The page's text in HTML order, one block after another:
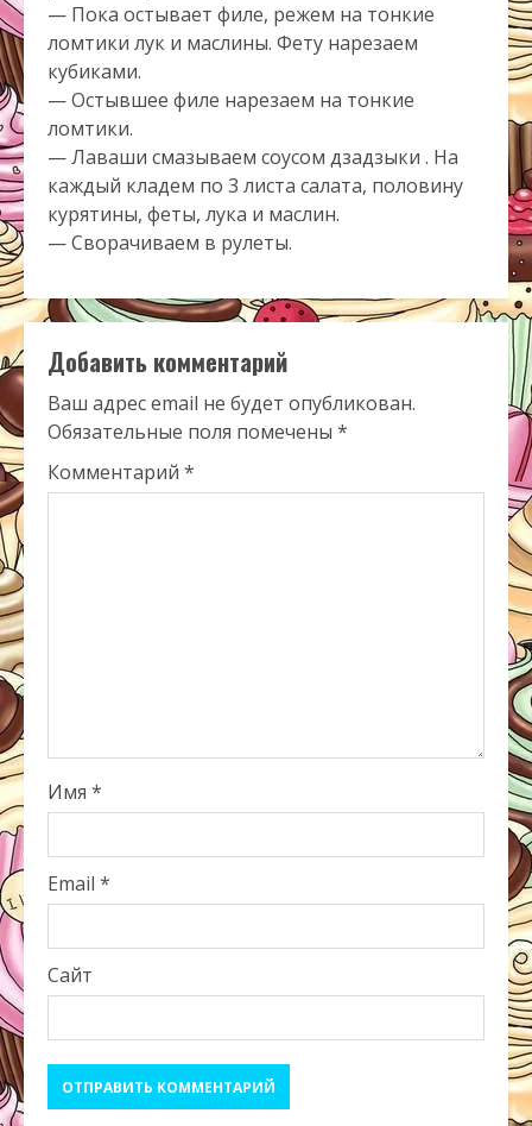
— Пока остывает филе, режем на тонкие
ломтики лук и маслины. Фету нарезаем
кубиками.
— Остывшее филе нарезаем на тонкие
ломтики.
— Лаваши смазываем соусом дзадзыки . На
каждый кладем по 3 листа салата, половину
курятины, феты, лука и маслин.
— Сворачиваем в рулеты.
Добавить комментарий
Ваш адрес email не будет опубликован.
Обязательные поля помечены *
Комментарий *
Имя *
Email *
Сайт